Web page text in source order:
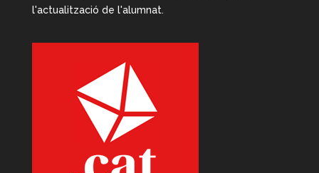
l'actualització de l'alumnat.